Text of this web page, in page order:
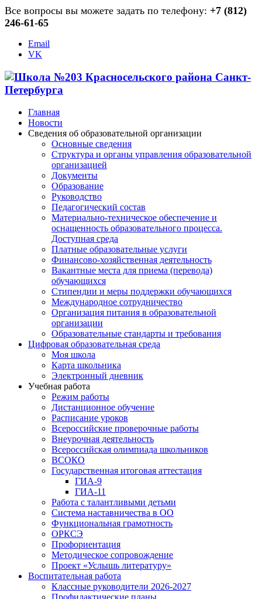
Все вопросы вы можете задать по телефону: +7 (812)
246-61-65
Email
VK
Главная
Новости
Сведения об образовательной организации
Основные сведения
Структура и органы управления образовательной
организацией
Документы
Образование
Руководство
Педагогический состав
Материально-техническое обеспечение и
оснащенность образовательного процесса.
Доступная среда
Платные образовательные услуги
Финансово-хозяйственная деятельность
Вакантные места для приема (перевода)
обучающихся
Стипендии и меры поддержки обучающихся
Международное сотрудничество
Организация питания в образовательной
организации
Образовательные стандарты и требования
Цифровая образовательная среда
Моя школа
Карта школьника
Электронный дневник
Учебная работа
Режим работы
Дистанционное обучение
Расписание уроков
Всероссийские проверочные работы
Внеурочная деятельность
Всероссийская олимпиада школьников
ВСОКО
Государственная итоговая аттестация
ГИА-9
ГИА-11
Работа с талантливыми детьми
Система наставничества в ОО
Функциональная грамотность
ОРКСЭ
Профориентация
Методическое сопровождение
Проект «Услышь литературу»
Воспитательная работа
Классные руководители 2026-2027